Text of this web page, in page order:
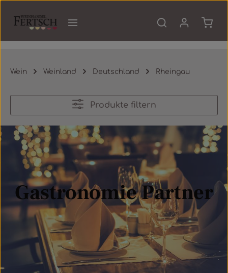
Wein Weinland Deutschland Rheingau
Produkte filtern
Gastronomie Partner